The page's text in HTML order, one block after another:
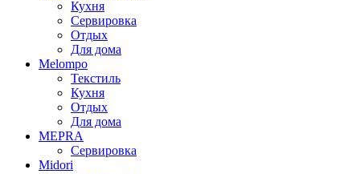
Кухня
Сервировка
Отдых
Для дома
Melompo
Текстиль
Кухня
Отдых
Для дома
MEPRA
Сервировка
Midori